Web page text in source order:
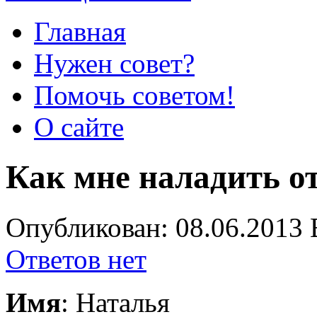
Главная
Нужен совет?
Помочь советом!
О сайте
Как мне наладить
Опубликован:
Ответов нет
Имя: Наталья